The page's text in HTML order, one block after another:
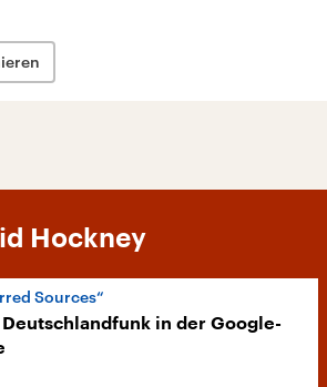
Hockney
Sources“
Deutschlandfunk in der Google-